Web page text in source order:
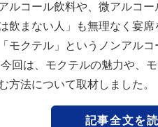
ルコール飲料や、微アルコ
飲まない人」も無理なく宴
モクテル」というノンアル
回は、モクテルの魅力や、
方法について取材しました。
記事全文を